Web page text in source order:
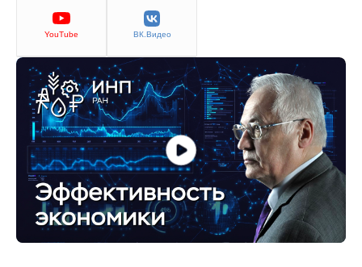
О журнале
Номера журналов
Редакционная этика
Информация для авторов
Общие требования
Стандарты оформления
YouTube ВК.Видео